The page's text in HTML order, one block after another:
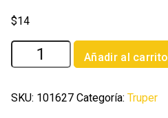
$14
Broca
para
5/32'
Añadir al carrito
SKU: 101627 Categoría: Truper